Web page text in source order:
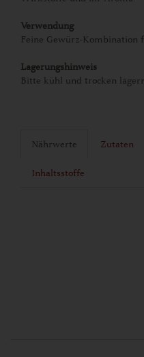
Verwendung
Feine Gewürz-Kombination
Lagerungshinweis
Bitte kühl und trocken
Nährwerte Zutaten
Inhaltsstoffe